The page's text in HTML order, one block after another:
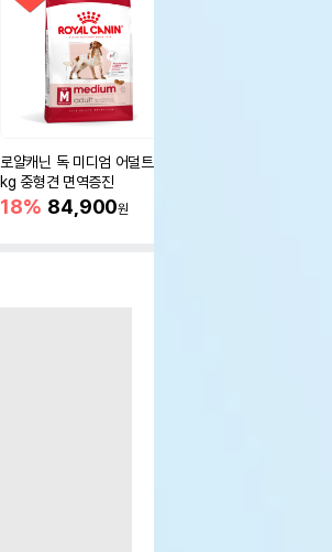
로얄캐닌 독 미디엄 어덜트 10
kg 중형견 면역증진
18% 84,900원